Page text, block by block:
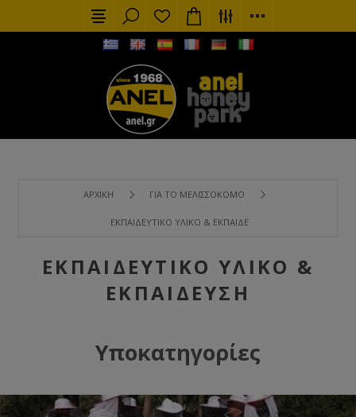
ΑΡΧΙΚΉ ΓΙΑ ΤΟ ΜΕΛΙΣΣΟΚΌΜΟ
ΕΚΠΑΙΔΕΥΤΙΚΌ ΥΛΙΚΌ & ΕΚΠΑΊΔΕΥΣΗ
ΕΚΠΑΙΔΕΥΤΙΚΌ ΥΛΙΚΌ &
ΕΚΠΑΊΔΕΥΣΗ
Υποκατηγορίες